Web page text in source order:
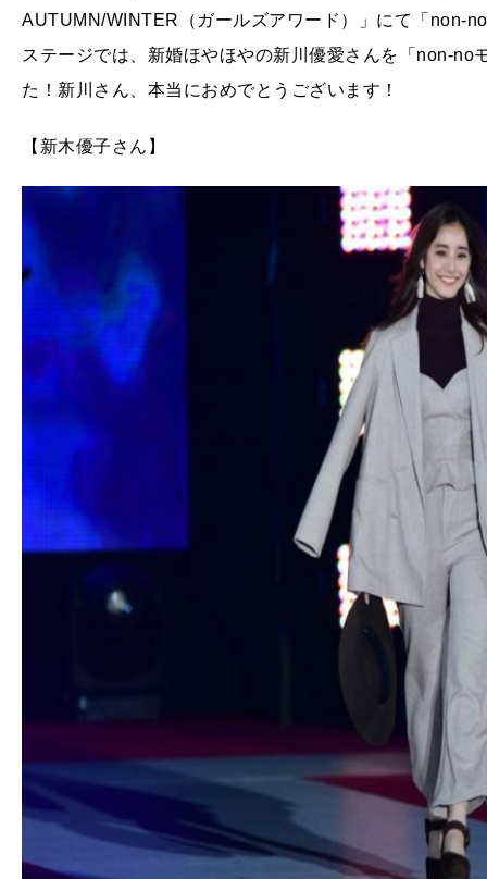
AUTUMN/WINTER（ガールズアワード）」にて「non-
ステージでは、新婚ほやほやの新川優愛さんを「non-no
た！新川さん、本当におめでとうございます！
【新木優子さん】